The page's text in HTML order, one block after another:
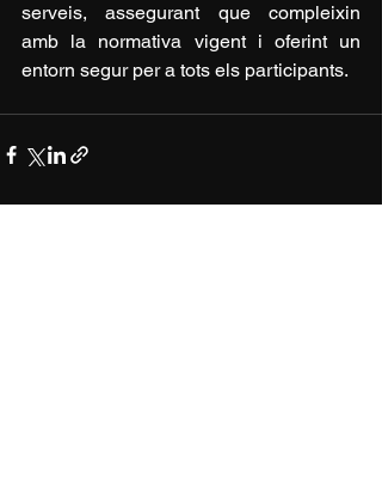
serveis, assegurant que compleixin
amb la normativa vigent i oferint un
entorn segur per a tots els participants.